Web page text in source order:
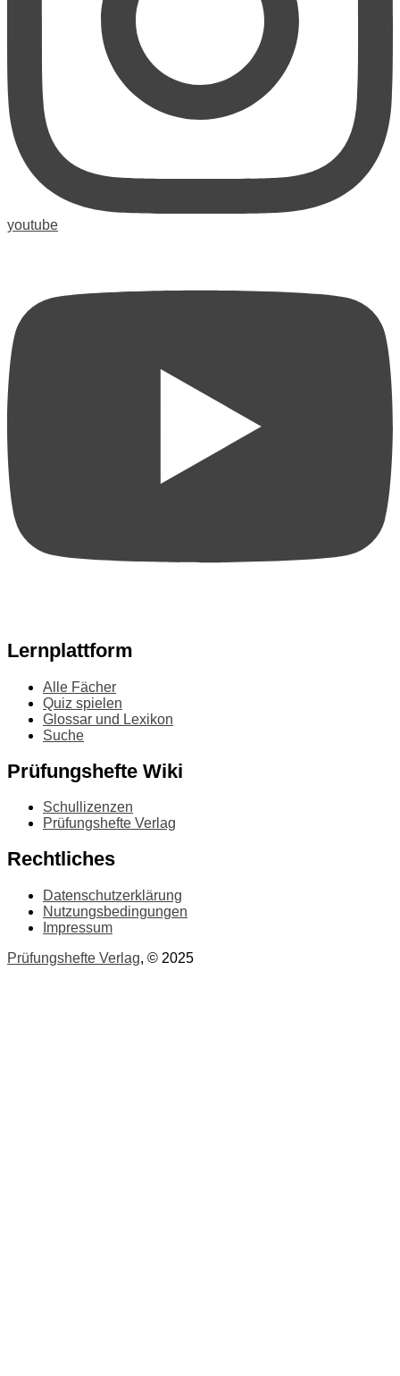
youtube
Lernplattform
Alle Fächer
Quiz spielen
Glossar und Lexikon
Suche
Prüfungshefte Wiki
Schullizenzen
Prüfungshefte Verlag
Rechtliches
Datenschutzerklärung
Nutzungsbedingungen
Impressum
Prüfungshefte Verlag, © 2025